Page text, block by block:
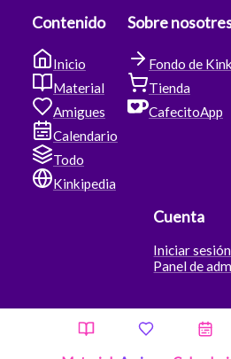
Contenido
Inicio
Material
Amigues
Calendario
Todo
Kinkipedia
Sobre
Fondo de
Tienda
CafecitoApp
Cuenta
Iniciar sesión
Panel de